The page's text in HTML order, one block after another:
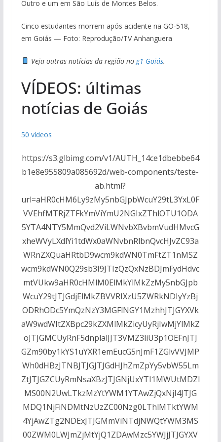
Outro e um em São Luís de Montes Belos.
Cinco estudantes morrem após acidente na GO-518,
em Goiás — Foto: Reprodução/TV Anhanguera
Veja outras notícias da região no g1 Goiás.
VÍDEOS: últimas
notícias de Goiás
50 vídeos
https://s3.glbimg.com/v1/AUTH_14ce1dbebbe64
b1e8e955809a085692d/web-components/teste-
ab.html?
url=aHR0cHM6Ly9zMy5nbGJpbWcuY29tL3YxL0F
VVEhfMTRjZTFkYmViYmU2NGIxZThlOTU1ODA
5YTA4NTY5MmQvd2ViLWNvbXBvbmVudHMvcG
xheWVyLXdlYi1tdWx0aWNvbnRlbnQvcHJvZC93a
WRnZXQuaHRtbD9wcm9kdWN0TmFtZT1nMSZ
wcm9kdWN0Q29sb3I9JTIzQzQxNzBDJmFydHdvc
mtVUkw9aHR0cHMlM0ElMkYlMkZzMy5nbGJpb
WcuY29tJTJGdjElMkZBVVRIXzU5ZWRkNDIyYzBj
ODRhODc5YmQzNzY3MGFlNGY1MzhhJTJGYXVk
aW9wdWItZXBpc29kZXMlMkZicyUyRjIwMjYlMkZ
oJTJGMCUyRnF5dnplalJJT3VMZ3liU3p1OEFnJTJ
GZm90by1kYS1uYXR1emEucG5nJmF1ZGlvVVJMP
Wh0dHBzJTNBJTJGJTJGdHJhZmZpYy5vbW55Lm
ZtJTJGZCUyRmNsaXBzJTJGNjUxYTI1MWUtMDZl
MS00N2UwLTkzMzYtYWM1YTAwZjQxNjI4JTJG
MDQ1NjFiNDMtNzUzZC00Nzg0LThlMTktYWM
4YjAwZTg2NDExJTJGMmViNTdjNWQtYWM3MS
00ZWM0LWJmZjMtYjQ1ZDAwMzc5YWJjJTJGYXV